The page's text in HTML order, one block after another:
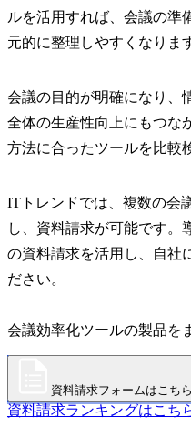
ルを活用すれば、会議の準
元的に整理しやすくなりま
会議の目的が明確になり、
全体の生産性向上にもつな
方法に合ったツールを比較
ITトレンドでは、複数の会
し、資料請求が可能です。
の資料請求を活用し、自社
ださい。
会議効率化ツールの製品を
資料請求フォームはこちら
資料請求ランキングはこち